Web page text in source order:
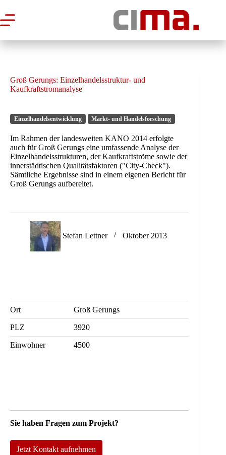
Inhalt
springen
Groß Gerungs: Einzelhandelsstruktur- und
Kaufkraftstromanalyse
Einzelhandelsentwicklung Markt- und Handelsforschung
Im Rahmen der landesweiten KANO 2014 erfolgte
auch für Groß Gerungs eine umfassende Analyse der
Einzelhandelsstrukturen, der Kaufkraftströme sowie der
innerstädtischen Qualitätsfaktoren ("City-Check").
Sämtliche Ergebnisse sind in einem eigenen Bericht für
Groß Gerungs aufbereitet.
Stefan Lettner Oktober 2013
Ort Groß Gerungs
PLZ 3920
Einwohner 4500
Sie haben Fragen zum Projekt?
Jetzt Kontakt aufnehmen